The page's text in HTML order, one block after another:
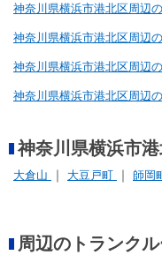
神奈川県横浜市港北区周辺
神奈川県横浜市港北区周辺
神奈川県横浜市港北区周辺
神奈川県横浜市港北区周辺
神奈川県横浜市
大倉山 大豆戸町 師岡
周辺のトランク